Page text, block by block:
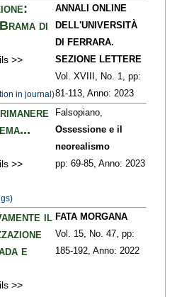
di
>>
in journal)
ANNALI ONLINE
DELL'UNIVERSITÀ
DI FERRARA.
SEZIONE LETTERE
Vol. XVIII,
No. 1,
pp:
81-113, Anno: 2023
>>
Falsopiano,
Ossessione e il
neorealismo
pp: 69-85, Anno: 2023
il
e
>>
FATA MORGANA
Vol. 15,
No. 47, pp:
185-192, Anno: 2022